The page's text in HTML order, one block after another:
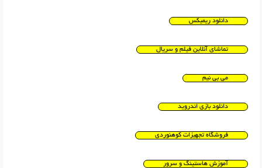
دانلود ریمیکس
تماشای آنلاین فیلم و سریال
می بی نیم
دانلود بازی اندروید
فروشگاه تجهیزات کوهنوردی
آموزش هاستینگ و سرور